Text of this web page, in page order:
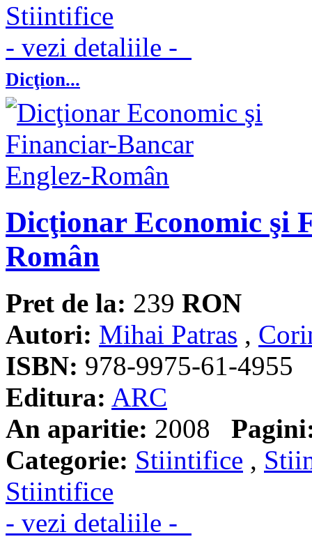
Stiintifice
- vezi detaliile -
Dicţion...
Dicţionar Economic şi
Român
Pret de la: 239 RON
Autori: Mihai Patras ,
ISBN: 978-9975-61-4955
Editura: ARC
An aparitie: 2008
Categorie: Stiintifice ,
Stiintifice
- vezi detaliile -